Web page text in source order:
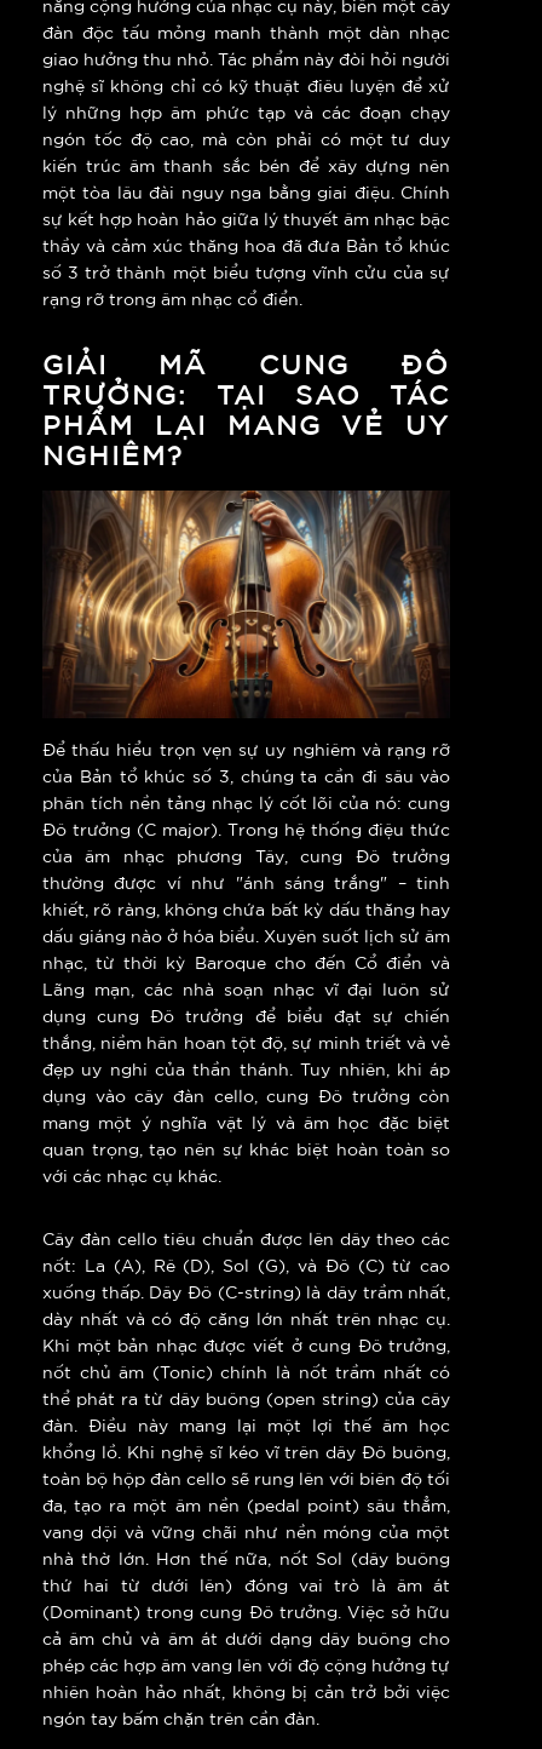
đàn độc tấu mỏng manh thành một dàn nhạc
giao hưởng thu nhỏ. Tác phẩm này đòi hỏi người
nghệ sĩ không chỉ có kỹ thuật điêu luyện để xử
lý những hợp âm phức tạp và các đoạn chạy
ngón tốc độ cao, mà còn phải có một tư duy
kiến trúc âm thanh sắc bén để xây dựng nên
một tòa lâu đài nguy nga bằng giai điệu. Chính
sự kết hợp hoàn hảo giữa lý thuyết âm nhạc bậc
thầy và cảm xúc thăng hoa đã đưa Bản tổ khúc
số 3 trở thành một biểu tượng vĩnh cửu của sự
rạng rỡ trong âm nhạc cổ điển.
GIẢI MÃ CUNG ĐÔ
TRƯỞNG: TẠI SAO TÁC
PHẨM LẠI MANG VẺ UY
NGHIÊM?
Để thấu hiểu trọn vẹn sự uy nghiêm và rạng rỡ
của Bản tổ khúc số 3, chúng ta cần đi sâu vào
phân tích nền tảng nhạc lý cốt lõi của nó: cung
Đô trưởng (C major). Trong hệ thống điệu thức
của âm nhạc phương Tây, cung Đô trưởng
thường được ví như "ánh sáng trắng" – tinh
khiết, rõ ràng, không chứa bất kỳ dấu thăng hay
dấu giáng nào ở hóa biểu. Xuyên suốt lịch sử âm
nhạc, từ thời kỳ Baroque cho đến Cổ điển và
Lãng mạn, các nhà soạn nhạc vĩ đại luôn sử
dụng cung Đô trưởng để biểu đạt sự chiến
thắng, niềm hân hoan tột độ, sự minh triết và vẻ
đẹp uy nghi của thần thánh. Tuy nhiên, khi áp
dụng vào cây đàn cello, cung Đô trưởng còn
mang một ý nghĩa vật lý và âm học đặc biệt
quan trọng, tạo nên sự khác biệt hoàn toàn so
với các nhạc cụ khác.
Cây đàn cello tiêu chuẩn được lên dây theo các
nốt: La (A), Rê (D), Sol (G), và Đô (C) từ cao
xuống thấp. Dây Đô (C-string) là dây trầm nhất,
dày nhất và có độ căng lớn nhất trên nhạc cụ.
Khi một bản nhạc được viết ở cung Đô trưởng,
nốt chủ âm (Tonic) chính là nốt trầm nhất có
thể phát ra từ dây buông (open string) của cây
đàn. Điều này mang lại một lợi thế âm học
khổng lồ. Khi nghệ sĩ kéo vĩ trên dây Đô buông,
toàn bộ hộp đàn cello sẽ rung lên với biên độ tối
đa, tạo ra một âm nền (pedal point) sâu thẳm,
vang dội và vững chãi như nền móng của một
nhà thờ lớn. Hơn thế nữa, nốt Sol (dây buông
thứ hai từ dưới lên) đóng vai trò là âm át
(Dominant) trong cung Đô trưởng. Việc sở hữu
cả âm chủ và âm át dưới dạng dây buông cho
phép các hợp âm vang lên với độ cộng hưởng tự
nhiên hoàn hảo nhất, không bị cản trở bởi việc
ngón tay bấm chặn trên cần đàn.